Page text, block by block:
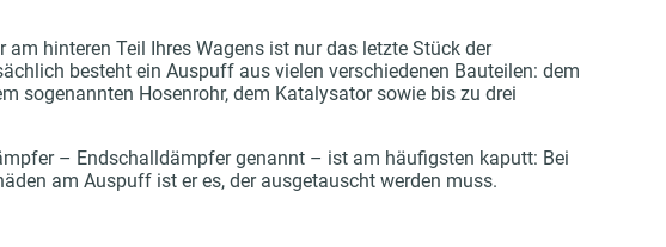
am hinteren Teil Ihres Wagens ist nur das letzte Stück der
besteht ein Auspuff aus vielen verschiedenen Bauteilen: dem
sogenannten Hosenrohr, dem Katalysator sowie bis zu drei
– Endschalldämpfer genannt – ist am häufigsten kaputt: Bei
am Auspuff ist er es, der ausgetauscht werden muss.